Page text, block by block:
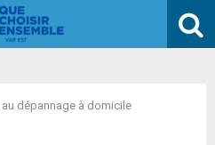
dépannage à domicile